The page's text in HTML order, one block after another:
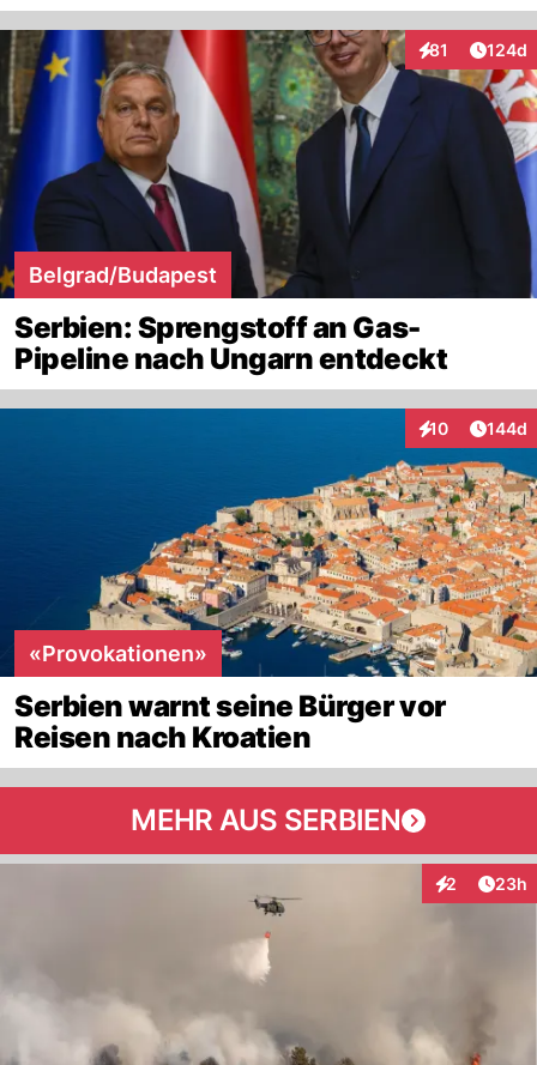
81
Interaktionen
124d
Belgrad/Budapest
Serbien: Sprengstoff an Gas-
Pipeline nach Ungarn entdeckt
10
Interaktionen
144d
«Provokationen»
Serbien warnt seine Bürger vor
Reisen nach Kroatien
MEHR AUS SERBIEN
2
Interaktionen
23h